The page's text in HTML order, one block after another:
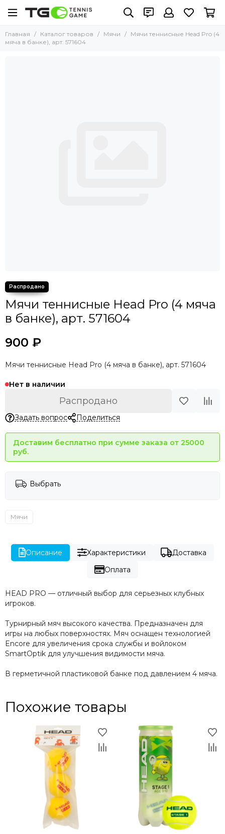
Главная Каталог товаров Мячи
Мячи теннисные Head Pro (4
мяча в банке), арт. 571604
Мячи теннисные Head Pro (4 мяча
в банке), арт. 571604
900 ₽
Мячи теннисные Head Pro (4 мяча в банке), арт. 571604
Нет в наличии
Распродано
Задать вопрос Поделиться
Доставим бесплатно при сумме заказа от 25000
руб.
Выбрать
Мячи
Описание Характеристики
Доставка
Оплата
HEAD PRO — отличный выбор для серьезных клубных
игроков.
Турнирный мяч высокого качества. Предназначен для
игры на любых поверхностях. Мяч оснащен технологией
Encore для увеличения срока службы и войлоком
SmartOptik для улучшения видимости мяча.
В герметичной пластиковой банке под давлением 4 мяча.
Похожие товары